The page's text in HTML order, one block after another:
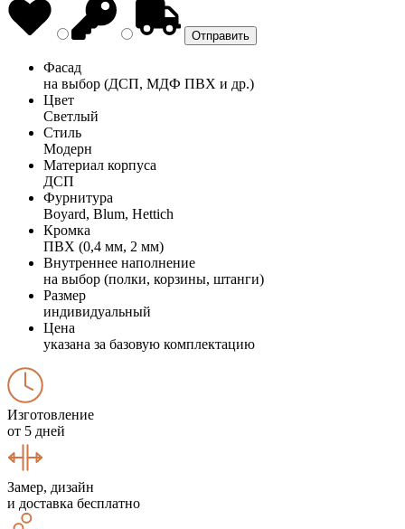
Фасад
на выбор (ДСП, МДФ ПВХ и др.)
Цвет
Светлый
Стиль
Модерн
Материал корпуса
ДСП
Фурнитура
Boyard, Blum, Hettich
Кромка
ПВХ (0,4 мм, 2 мм)
Внутреннее наполнение
на выбор (полки, корзины, штанги)
Размер
индивидуальный
Цена
указана за базовую комплектацию
Изготовление
от 5 дней
Замер, дизайн
и доставка бесплатно